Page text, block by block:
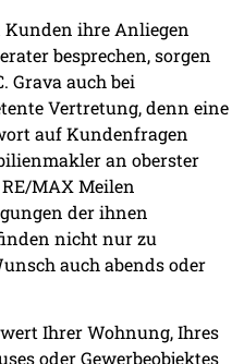
ihre Anliegen
besprechen, sorgen
Grava auch bei
Vertretung, denn eine
auf Kundenfragen
an oberster
MAX Meilen
der ihnen
nicht nur zu
auch abends oder
Ihrer Wohnung, Ihres
oder Gewerbeobjektes